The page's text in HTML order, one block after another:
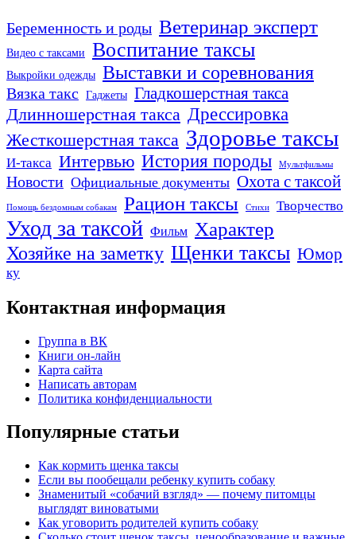
Беременность и роды Ветеринар эксперт
Видео с таксами Воспитание таксы
Выкройки одежды Выставки и соревнования
Вязка такс Гаджеты Гладкошерстная такса
Длинношерстная такса Дрессировка
Жесткошерстная такса Здоровье таксы
И-такса Интервью История породы Мультфильмы
Новости Официальные документы Охота с таксой
Помощь бездомным собакам Рацион таксы Стихи Творчество
Уход за таксой Фильм Характер
Хозяйке на заметку Щенки таксы Юмор
ку
Контактная информация
Группа в ВК
Книги он-лайн
Карта сайта
Написать авторам
Политика конфиденциальности
Популярные статьи
Как кормить щенка таксы
Если вы пообещали ребенку купить собаку
Знаменитый «собачий взгляд» — почему питомцы
выглядят виноватыми
Как уговорить родителей купить собаку